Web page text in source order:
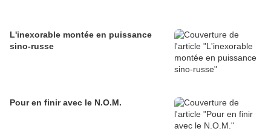
L'inexorable montée en puissance
sino-russe
Pour en finir avec le N.O.M.